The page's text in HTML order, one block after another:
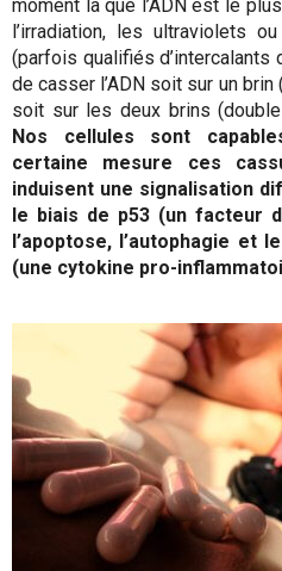
moment là que l’ADN est le
l’irradiation, les ultraviolets
(parfois qualifiés d’intercalants
de casser l’ADN soit sur un
soit sur les deux brins
Nos cellules sont
certaine mesure ces
induisent une signalisation
le biais de p53 (un facteur
l’apoptose, l’autophagie et
(une cytokine pro-